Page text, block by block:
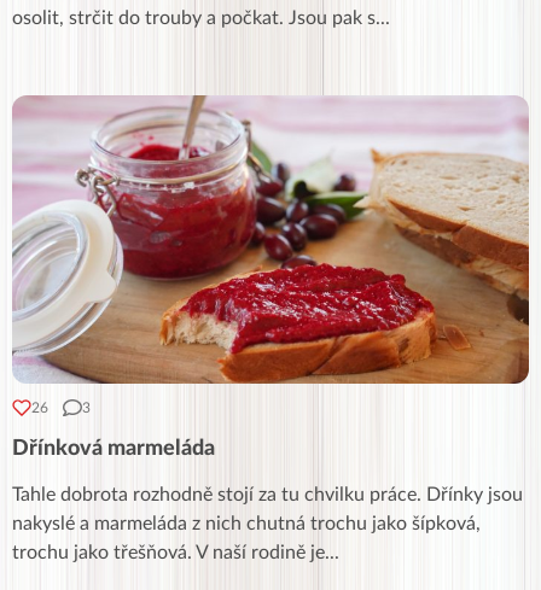
osolit, strčit do trouby a počkat. Jsou pak s...
26 3
Dřínková marmeláda
Tahle dobrota rozhodně stojí za tu chvilku práce. Dřínky jsou
nakyslé a marmeláda z nich chutná trochu jako šípková,
trochu jako třešňová. V naší rodině je...